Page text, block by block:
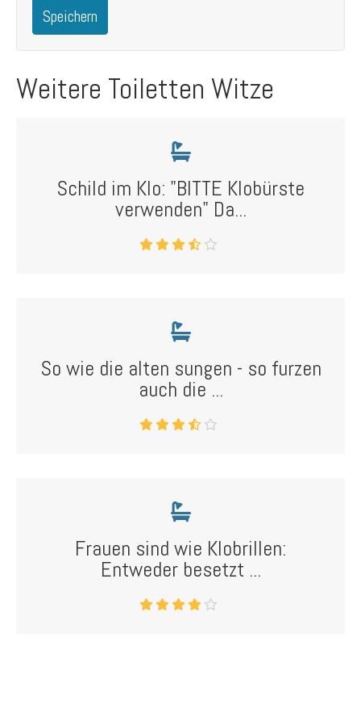
Speichern
Weitere Toiletten Witze
Schild im Klo: "BITTE Klobürste
verwenden" Da...
So wie die alten sungen - so furzen
auch die ...
Frauen sind wie Klobrillen:
Entweder besetzt ...